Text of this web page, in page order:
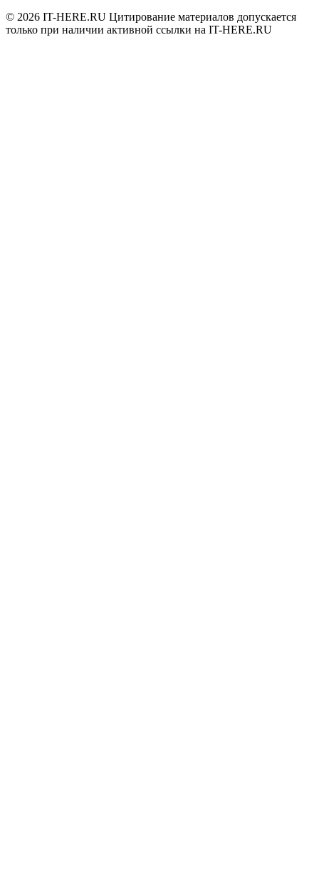
© 2026 IT-HERE.RU Цитирование материалов допускается
только при наличии активной ссылки на IT-HERE.RU